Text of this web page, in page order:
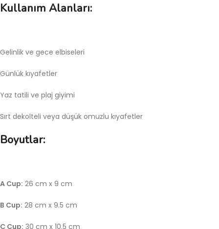
Kullanım Alanları:
Gelinlik ve gece elbiseleri
Günlük kıyafetler
Yaz tatili ve plaj giyimi
Sırt dekolteli veya düşük omuzlu kıyafetler
Boyutlar:
A Cup: 26 cm x 9 cm
B Cup: 28 cm x 9.5 cm
C Cup: 30 cm x 10.5 cm